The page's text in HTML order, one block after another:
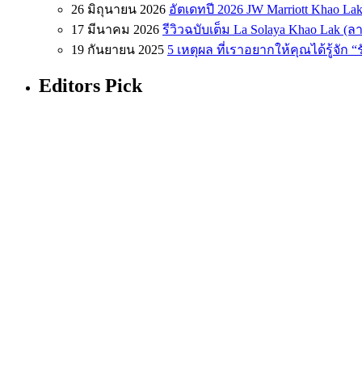
26 มิถุนายน 2026 อัตเดทปี 2026 JW Marriott Khao
17 มีนาคม 2026 รีวิวฉบับเต็ม La Solaya Khao Lak
19 กันยายน 2025 5 เหตุผล ที่เราอยากให้คุณได้รู้จัก
Editors Pick